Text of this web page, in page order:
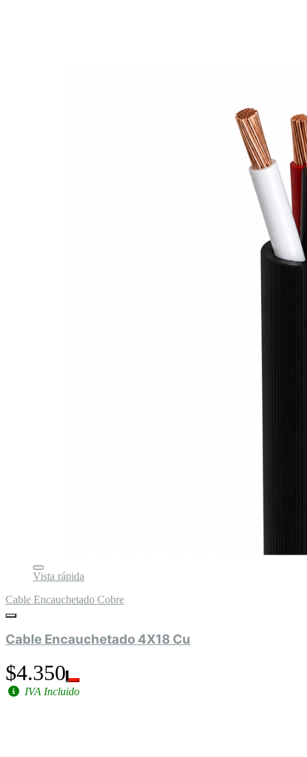
Vista rápida
Cable Encauchetado Cobre
Cable Encauchetado 4X18 Cu
$4.350
IVA Incluido